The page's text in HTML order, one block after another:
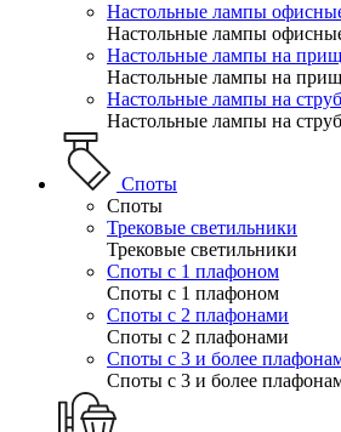
Настольные лампы
Настольные лампы
Настольные лампы на
Настольные лампы на
Настольные лампы на
Настольные лампы на
Споты
Споты
Трековые светильники
Трековые светильники
Споты с 1 плафоном
Споты с 1 плафоном
Споты с 2 плафонами
Споты с 2 плафонами
Споты с 3 и более
Споты с 3 и более